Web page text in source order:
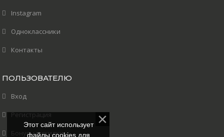
Instagram
Одноклассники
Контакты
ПОЛЬЗОВАТЕЛЮ
Вход
Регистрация
Бонусы и скидки
Этот сайт использует
файлы cookies для